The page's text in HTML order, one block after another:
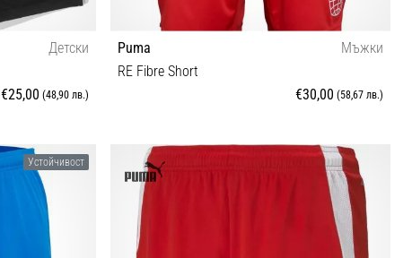
Детски
€25,00 (48,90 лв.)
Puma
Мъжки
RE Fibre Short
€30,00 (58,67 лв.)
Устойчивост